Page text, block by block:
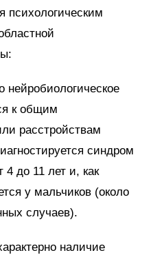
психологическим
нейробиологическое
к общим
расстройствам
синдром
4 до 11 лет и, как
у мальчиков (около
случаев).
наличие